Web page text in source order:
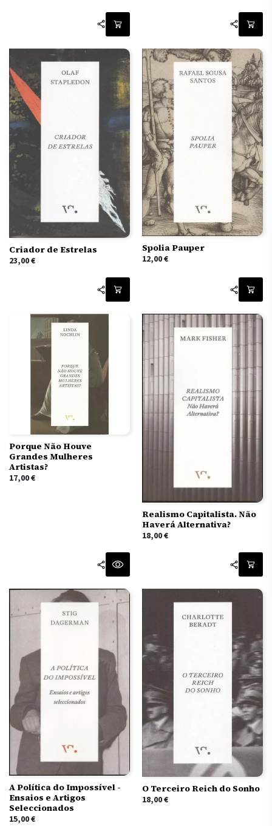
Criador de Estrelas
23,00€
Spolia Pauper
12,00€
Porque Não Houve
Grandes Mulheres
Artistas?
17,00€
Realismo Capitalista. Não
Haverá Alternativa?
18,00€
A Política do Impossível -
Ensaios e Artigos
Seleccionados
15,00€
O Terceiro Reich do Sonho
18,00€